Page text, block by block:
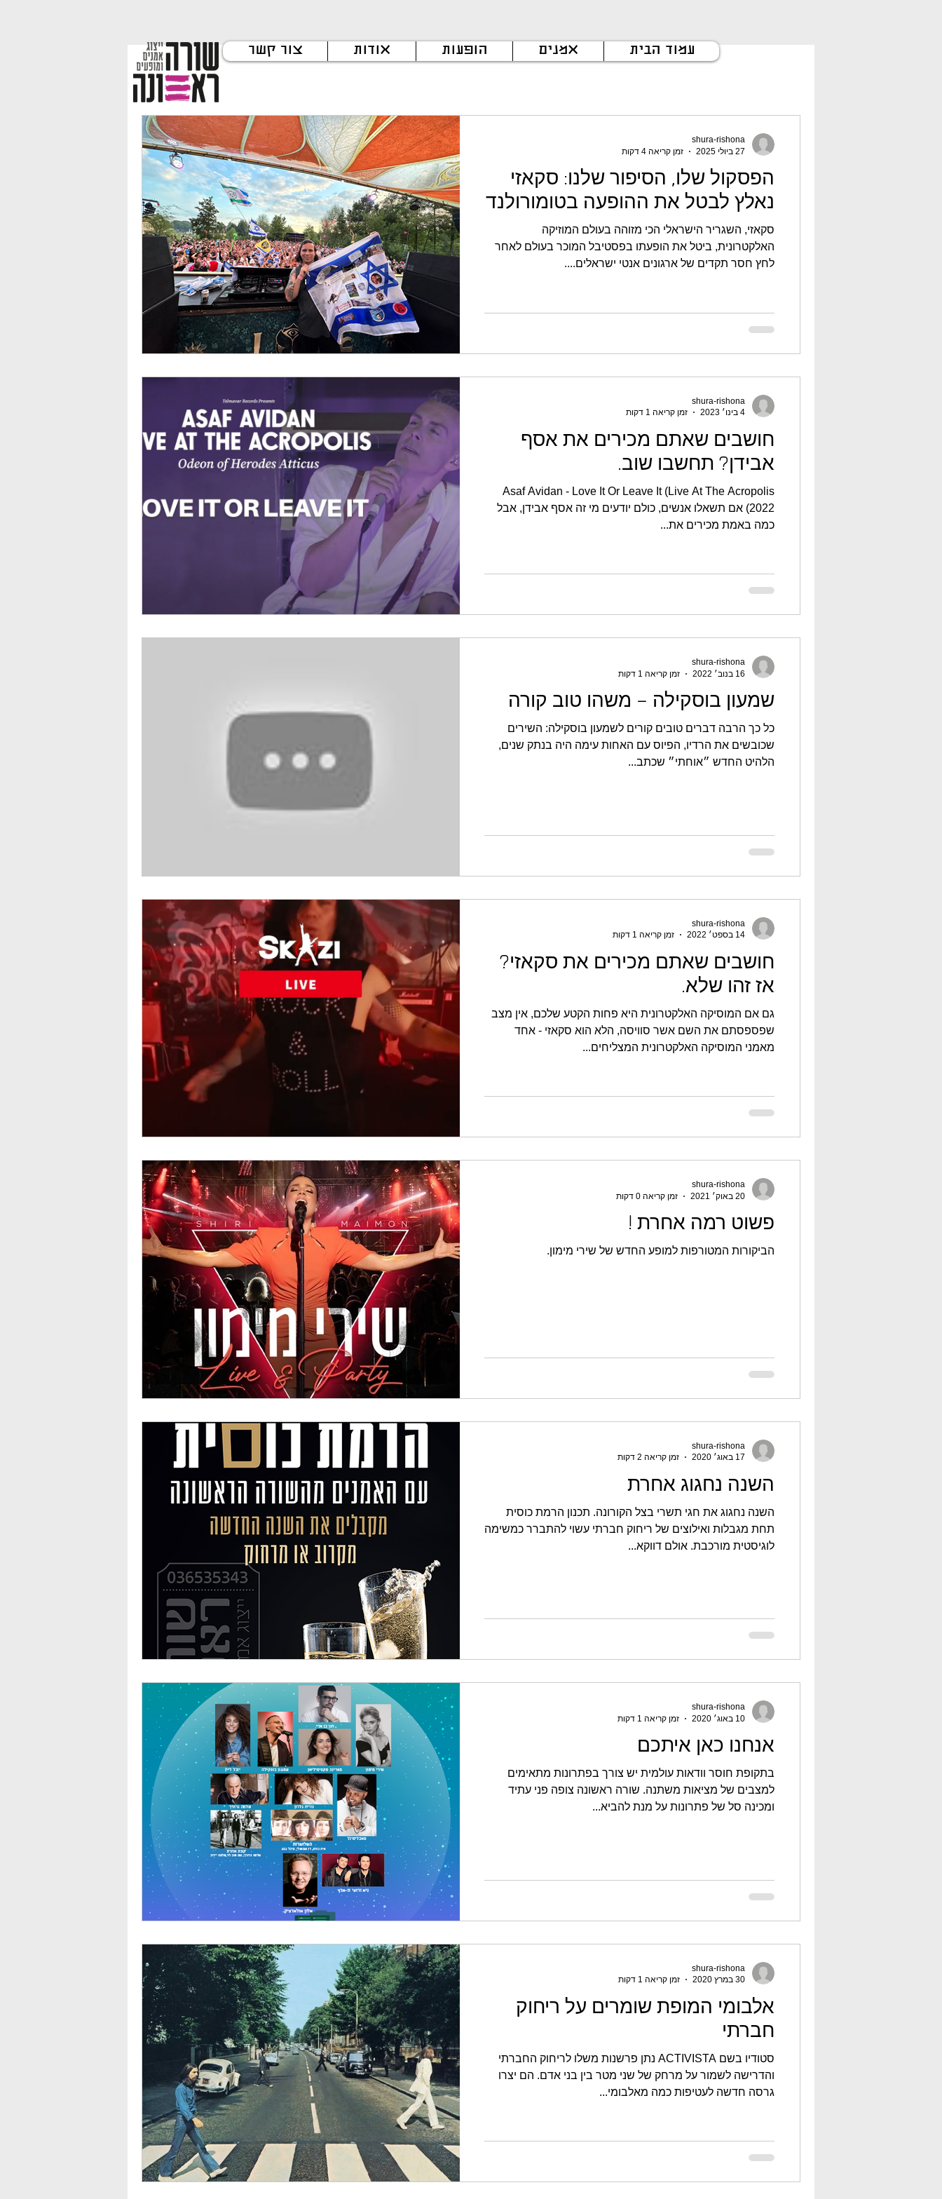
הפסקול שלו, הסיפור שלנו: סקאזי
נאלץ לבטל את ההופעה בטומורולנד
סקאזי, השגריר הישראלי הכי מזוהה בעולם המוזיקה
האלקטרונית, ביטל את הופעתו בפסטיבל המוכר בעולם לאחר
לחץ חסר תקדים של ארגונים אנטי ישראלים....
shura-rishona
27 ביולי 2025
זמן קריאה 4 דקות
חושבים שאתם מכירים את אסף
אבידן? תחשבו שוב.
Asaf Avidan - Love It Or Leave It (Live At The Acropolis
2022) אם תשאלו אנשים, כולם יודעים מי זה אסף אבידן, אבל
כמה באמת מכירים את...
shura-rishona
4 בינו׳ 2023
זמן קריאה 1 דקות
שמעון בוסקילה – משהו טוב קורה
כל כך הרבה דברים טובים קורים לשמעון בוסקילה: השירים
שכובשים את הרדיו, הפיוס עם האחות עימה היה בנתק שנים,
הלהיט החדש ״אוחתי״ שכתב...
shura-rishona
16 בנוב׳ 2022
זמן קריאה 1 דקות
חושבים שאתם מכירים את סקאזי?
אז זהו שלא. ‎‎
גם אם המוסיקה האלקטרונית היא פחות הקטע שלכם, אין מצב
שפספסתם את השם אשר סוויסה, הלא הוא סקאזי - אחד
מאמני המוסיקה האלקטרונית המצליחים...
shura-rishona
14 בספט׳ 2022
זמן קריאה 1 דקות
פשוט רמה אחרת !
הביקורות המטורפות למופע החדש של שירי מימון.
shura-rishona
20 באוק׳ 2021
זמן קריאה 0 דקות
השנה נחגוג אחרת
השנה נחגוג את חגי תשרי בצל הקורונה. תכנון הרמת כוסית
תחת מגבלות ואילוצים של ריחוק חברתי עשוי להתברר כמשימה
לוגיסטית מורכבת. אולם דווקא...
shura-rishona
17 באוג׳ 2020
זמן קריאה 2 דקות
אנחנו כאן איתכם
בתקופת חוסר וודאות עולמית יש צורך בפתרונות מתאימים
למצבים של מציאות משתנה. שורה ראשונה צופה פני עתיד
ומכינה סל של פתרונות על מנת להביא...
shura-rishona
10 באוג׳ 2020
זמן קריאה 1 דקות
אלבומי המופת שומרים על ריחוק
חברתי
סטודיו בשם ACTIVISTA נתן פרשנות משלו לריחוק החברתי
והדרישה לשמור על מרחק של שני מטר בין בני אדם. הם יצרו
גרסה חדשה לעטיפות כמה מאלבומי...
shura-rishona
30 במרץ 2020
זמן קריאה 1 דקות
צור קשר אודות הופעות אמנים עמוד הבית